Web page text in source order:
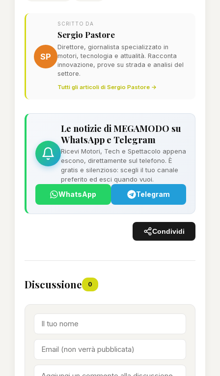
SP
SCRITTO DA
Sergio Pastore
Direttore, giornalista specializzato in
motori, tecnologia e attualità. Racconta
innovazione, prove su strada e analisi del
settore.
Tutti gli articoli di Sergio Pastore →
Le notizie di MEGAMODO su
WhatsApp e Telegram
Ricevi Motori, Tech e Spettacolo appena
escono, direttamente sul telefono. È
gratis e silenzioso: scegli il tuo canale
preferito ed esci quando vuoi.
WhatsApp Telegram
Condividi
Discussione 0